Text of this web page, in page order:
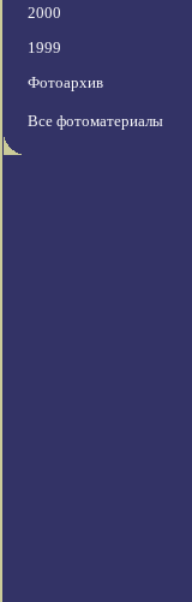
2000
1999
Фотоархив
Все фотоматериалы